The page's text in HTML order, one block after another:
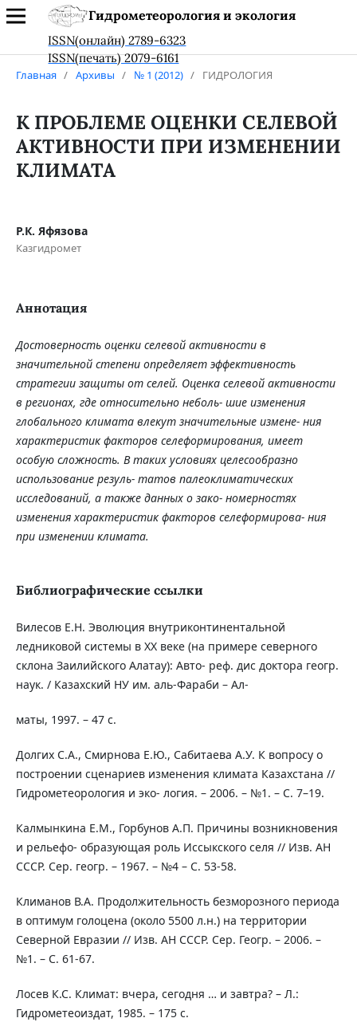
Гидрометеорология и экология
ISSN(онлайн) 2789-6323
ISSN(печать) 2079-6161
Главная / Архивы / № 1 (2012) / ГИДРОЛОГИЯ
К ПРОБЛЕМЕ ОЦЕНКИ СЕЛЕВОЙ
АКТИВНОСТИ ПРИ ИЗМЕНЕНИИ
КЛИМАТА
Р.К. Яфязова
Казгидромет
Аннотация
Достоверность оценки селевой активности в
значительной степени определяет эффективность
стратегии защиты от селей. Оценка селевой активности
в регионах, где относительно неболь- шие изменения
глобального климата влекут значительные измене- ния
характеристик факторов селеформирования, имеет
особую сложность. В таких условиях целесообразно
использование резуль- татов палеоклиматических
исследований, а также данных о зако- номерностях
изменения характеристик факторов селеформирова- ния
при изменении климата.
Библиографические ссылки
Вилесов Е.Н. Эволюция внутриконтинентальной
ледниковой системы в XX веке (на примере северного
склона Заилийского Алатау): Авто- реф. дис доктора геогр.
наук. / Казахский НУ им. аль-Фараби – Ал-
маты, 1997. – 47 с.
Долгих С.А., Смирнова Е.Ю., Сабитаева А.У. К вопросу о
построении сценариев изменения климата Казахстана //
Гидрометеорология и эко- логия. – 2006. – №1. – С. 7–19.
Калмынкина Е.М., Горбунов А.П. Причины возникновения
и рельефо- образующая роль Иссыкского селя // Изв. АН
СССР. Сер. геогр. – 1967. – №4 – С. 53-58.
Климанов В.А. Продолжительность безморозного периода
в оптимум голоцена (около 5500 л.н.) на территории
Северной Евразии // Изв. АН СССР. Сер. Геогр. – 2006. –
№1. – С. 61-67.
Лосев К.С. Климат: вчера, сегодня … и завтра? – Л.:
Гидрометеоиздат, 1985. – 175 с.